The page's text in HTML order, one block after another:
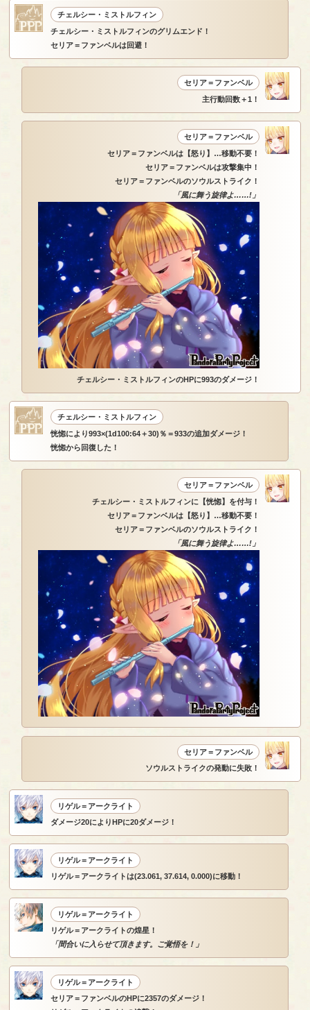
チェルシー・ミストルフィン
チェルシー・ミストルフィンのグリムエンド！
セリア＝ファンベルは回避！
セリア＝ファンベル
主行動回数＋1！
セリア＝ファンベル
セリア＝ファンベルは【怒り】…移動不要！
セリア＝ファンベルは攻撃集中！
セリア＝ファンベルのソウルストライク！
「風に舞う旋律よ……!」
チェルシー・ミストルフィンのHPに993のダメージ！
チェルシー・ミストルフィン
恍惚により993×(1d100:64＋30)％＝933の追加ダメージ！
恍惚から回復した！
セリア＝ファンベル
チェルシー・ミストルフィンに【恍惚】を付与！
セリア＝ファンベルは【怒り】…移動不要！
セリア＝ファンベルのソウルストライク！
「風に舞う旋律よ……!」
セリア＝ファンベル
ソウルストライクの発動に失敗！
リゲル＝アークライト
ダメージ20によりHPに20ダメージ！
リゲル＝アークライト
リゲル＝アークライトは(23.061, 37.614, 0.000)に移動！
リゲル＝アークライト
リゲル＝アークライトの煌星！
「間合いに入らせて頂きます。ご覚悟を！」
リゲル＝アークライト
セリア＝ファンベルのHPに2357のダメージ！